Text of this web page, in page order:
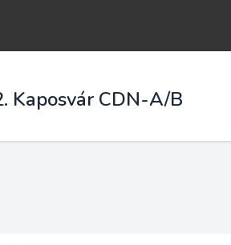
Kaposvár CDN-A/B